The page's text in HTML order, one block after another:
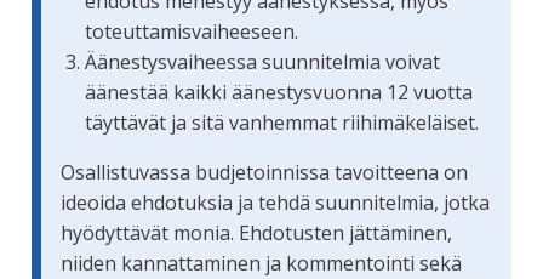
toteuttamisvaiheeseen.
Äänestysvaiheessa suunnitelmia voivat
äänestää kaikki äänestysvuonna 12 vuotta
täyttävät ja sitä vanhemmat riihimäkeläiset.
Osallistuvassa budjetoinnissa tavoitteena on
ideoida ehdotuksia ja tehdä suunnitelmia, jotka
hyödyttävät monia. Ehdotusten jättäminen,
niiden kannattaminen ja kommentointi sekä